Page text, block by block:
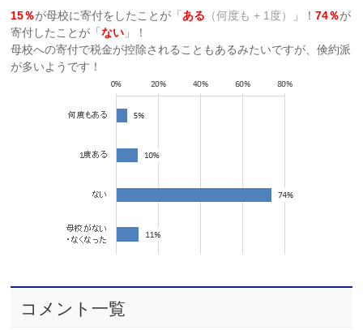
15％が母校に寄付をしたことが「 ある （何度も + 1度） 」！74％が
寄付したことが「ない 」！
母校への寄付で税金が控除されることもあるみたいですが、倹約派
が多いようです！
コメント一覧